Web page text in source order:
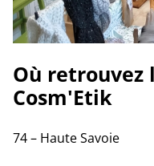
Où retrouvez
Cosm'Etik
74 – Haute Savoie